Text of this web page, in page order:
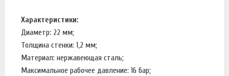
Характеристики:
Диаметр: 22 мм;
Толщина стенки: 1,2 мм;
Материал: нержавеющая сталь;
Максимальное рабочее давление: 16 бар;